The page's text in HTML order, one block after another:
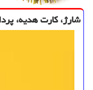
شارژ، كارت هدیه،